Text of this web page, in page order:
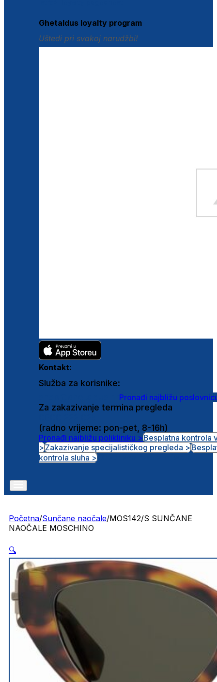
Ghetaldus loyalty program
Uštedi pri svakoj narudžbi!
Kontakt:
Služba za korisnike:
Pronađi najbližu
Za zakazivanje termina pregleda
(radno vrijeme: pon-pet, 8-16h)
Pronađi najbližu polikliniku >Besplatna kontrola
>Zakazivanje specijalističkog pregleda >
kontrola sluha >
Početna/Sunčane naočale/MOS142/S SUNČANE
NAOČALE MOSCHINO
🔍